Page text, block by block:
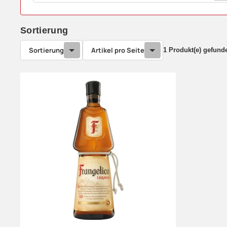
Sortierung
Sortierung Artikel pro Seite 1 Produkt(e)